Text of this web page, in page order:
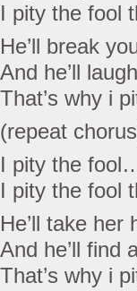
I pity the fool
He’ll break
And he’ll
That’s why i
(repeat
I pity the
I pity the fool
He’ll take her
And he’ll find
That’s why i